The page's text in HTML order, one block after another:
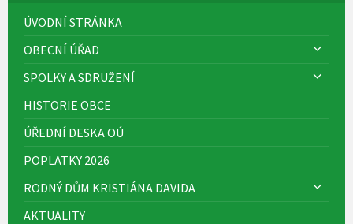
ÚVODNÍ STRÁNKA
OBECNÍ ÚŘAD
SPOLKY A SDRUŽENÍ
HISTORIE OBCE
ÚŘEDNÍ DESKA OÚ
POPLATKY 2026
RODNÝ DŮM KRISTIÁNA DAVIDA
AKTUALITY